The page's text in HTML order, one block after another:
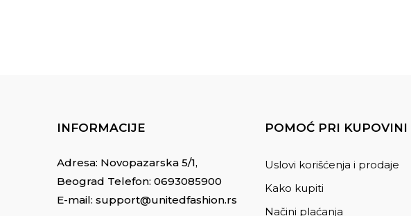
INFORMACIJE
Adresa: Novopazarska 5/1,
Beograd Telefon: 0693085900
E-mail: support@unitedfashion.rs
POMOĆ PRI KUPOVINI
Uslovi korišćenja i prodaje
Kako kupiti
Načini plaćanja